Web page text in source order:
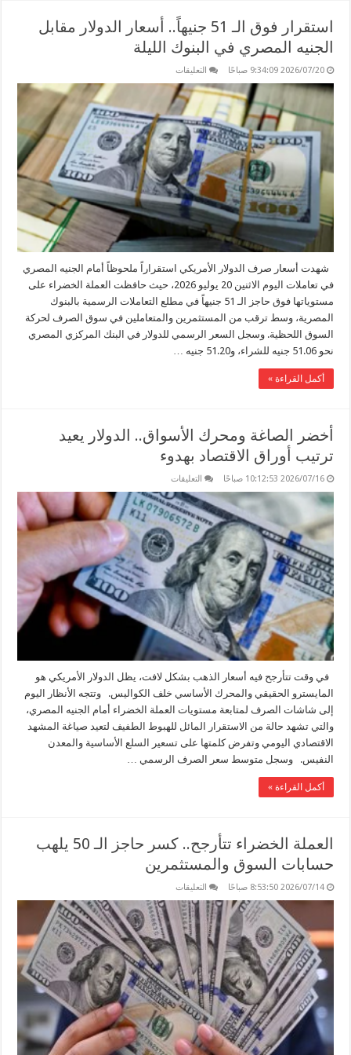
استقرار فوق الـ 51 جنيهاً.. أسعار الدولار مقابل
الجنيه المصري في البنوك الليلة
2026/07/20 9:34:09 صباحًا التعليقات
فوق
الـ
51
جنيهاً..
أسعار
الدولار
مقابل
الجنيه
المصري
في
البنوك
الليلة
مغلقة
شهدت أسعار صرف الدولار الأمريكي استقراراً ملحوظاً أمام الجنيه المصري
في تعاملات اليوم الاثنين 20 يوليو 2026، حيث حافظت العملة الخضراء على
مستوياتها فوق حاجز الـ 51 جنيهاً في مطلع التعاملات الرسمية بالبنوك
المصرية، وسط ترقب من المستثمرين والمتعاملين في سوق الصرف لحركة
السوق اللحظية. وسجل السعر الرسمي للدولار في البنك المركزي المصري
نحو 51.06 جنيه للشراء، و51.20 جنيه …
أكمل القراءة »
أخضر الصاغة ومحرك الأسواق.. الدولار يعيد
ترتيب أوراق الاقتصاد بهدوء
2026/07/16 10:12:53 صباحًا التعليقات
الصاغة
ومحرك
الأسواق..
الدولار
يعيد
ترتيب
أوراق
الاقتصاد
بهدوء
مغلقة
في وقت تتأرجح فيه أسعار الذهب بشكل لافت، يظل الدولار الأمريكي هو
المايسترو الحقيقي والمحرك الأساسي خلف الكواليس. وتتجه الأنظار اليوم
إلى شاشات الصرف لمتابعة مستويات العملة الخضراء أمام الجنيه المصري،
والتي تشهد حالة من الاستقرار المائل للهبوط الطفيف لتعيد صياغة المشهد
الاقتصادي اليومي وتفرض كلمتها على تسعير السلع الأساسية والمعدن
النفيس. وسجل متوسط سعر الصرف الرسمي …
أكمل القراءة »
العملة الخضراء تتأرجح.. كسر حاجز الـ 50 يلهب
حسابات السوق والمستثمرين
2026/07/14 8:53:50 صباحًا التعليقات
الخضراء
تتأرجح..
كسر
حاجز
الـ
50
يلهب
حسابات
السوق
والمستثمرين
مغلقة